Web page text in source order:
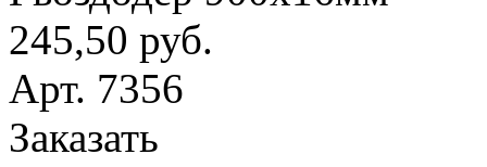
245,50 руб.
Арт. 7356
Заказать